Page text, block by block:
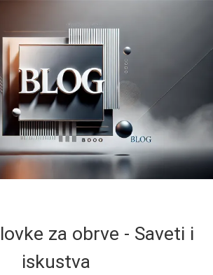
za obrve - Saveti i
iskustva